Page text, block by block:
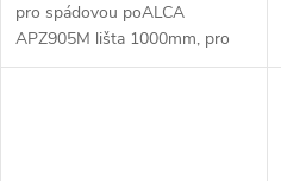
pro spádovou poALCA
APZ905M lišta 1000mm, pro
spádovou podlahu,...